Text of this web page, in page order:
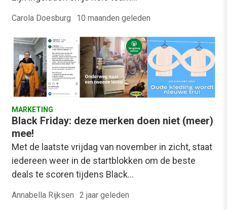
Carola Doesburg · 10 maanden geleden
MARKETING
Black Friday: deze merken doen niet (meer)
mee!
Met de laatste vrijdag van november in zicht, staat
iedereen weer in de startblokken om de beste
deals te scoren tijdens Black…
Annabella Rijksen · 2 jaar geleden